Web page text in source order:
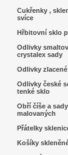
Cukřenky ,
svíce
Hřbitovní sklo
Odlivky
crystalex sady
Odlivky
Odlivky české
tenké sklo
Obří číše a
malovaných
Přátelky
Košíky